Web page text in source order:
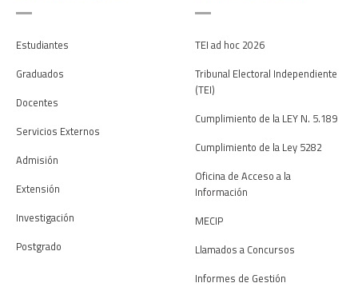
Estudiantes
Graduados
Docentes
Servicios Externos
Admisión
Extensión
Investigación
Postgrado
TEI ad hoc 2026
Tribunal Electoral Independiente
(TEI)
Cumplimiento de la LEY N. 5.189
Cumplimiento de la Ley 5282
Oficina de Acceso a la
Información
MECIP
Llamados a Concursos
Informes de Gestión